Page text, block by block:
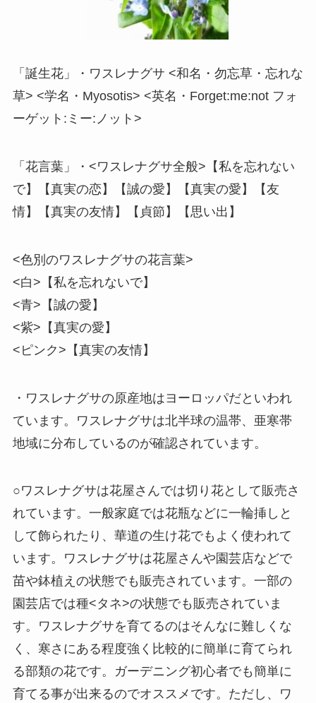
「誕生花」・ワスレナグサ <和名・勿忘草・忘れな
草> <学名・Myosotis> <英名・Forget:me:not フォ
ーゲット:ミー:ノット>
「花言葉」・<ワスレナグサ全般>【私を忘れない
で】【真実の恋】【誠の愛】【真実の愛】【友
情】【真実の友情】【貞節】【思い出】
<色別のワスレナグサの花言葉>
<白>【私を忘れないで】
<青>【誠の愛】
<紫>【真実の愛】
<ピンク>【真実の友情】
・ワスレナグサの原産地はヨーロッパだといわれ
ています。ワスレナグサは北半球の温帯、亜寒帯
地域に分布しているのが確認されています。
○ワスレナグサは花屋さんでは切り花として販売さ
れています。一般家庭では花瓶などに一輪挿しと
して飾られたり、華道の生け花でもよく使われて
います。ワスレナグサは花屋さんや園芸店などで
苗や鉢植えの状態でも販売されています。一部の
園芸店では種<タネ>の状態でも販売されていま
す。ワスレナグサを育てるのはそんなに難しくな
く、寒さにある程度強く比較的に簡単に育てられ
る部類の花です。ガーデニング初心者でも簡単に
育てる事が出来るのでオススメです。ただし、ワ